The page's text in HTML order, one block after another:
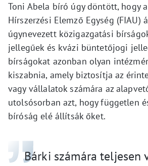
Toni Abela bíró úgy döntött, hogy
Hírszerzési Elemző Egység (FIAU)
úgynevezett közigazgatási
jellegűek és kvázi büntetőjogi
bírságokat azonban olyan
kiszabnia, amely biztosítja az
vagy vállalatok számára az
utolsósorban azt, hogy független
bíróság elé állítsák őket.
Bárki számára teljesen